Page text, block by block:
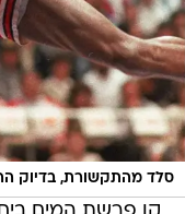
סלד מהתקשורת, בדיוק